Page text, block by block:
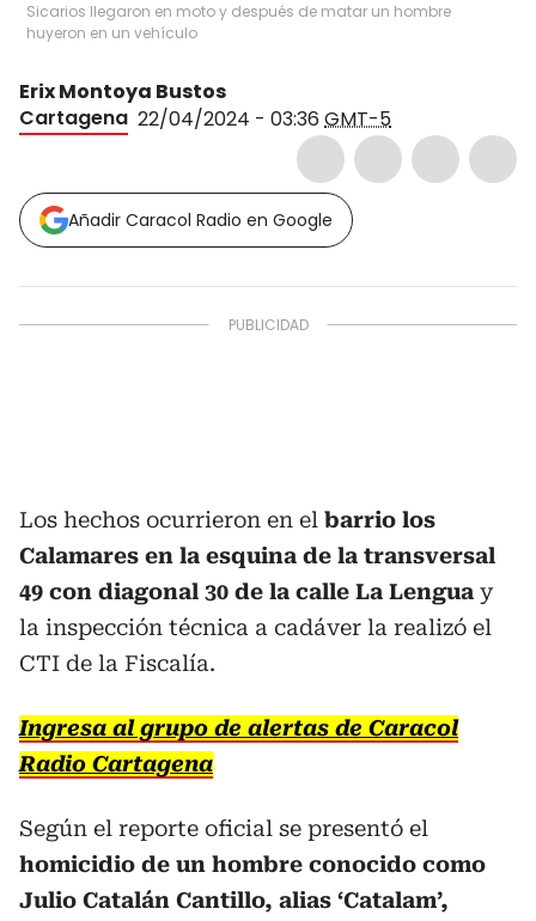
Sicarios llegaron en moto y después de matar un hombre
huyeron en un vehículo
Erix Montoya Bustos
Cartagena 22/04/2024 - 03:36 GMT-5
Añadir Caracol Radio en Google
Los hechos ocurrieron en el barrio los
Calamares en la esquina de la transversal
49 con diagonal 30 de la calle La Lengua y
la inspección técnica a cadáver la realizó el
CTI de la Fiscalía.
Ingresa al grupo de alertas de Caracol
Radio Cartagena
Según el reporte oficial se presentó el
homicidio de un hombre conocido como
Julio Catalán Cantillo, alias ‘Catalam’,